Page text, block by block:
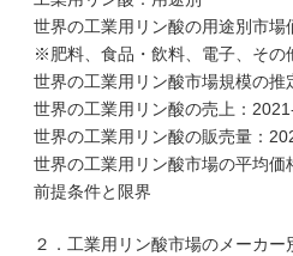
世界の工業用リン酸の用途別市場
※肥料、食品・飲料、電子、その
世界の工業用リン酸市場規模の推
世界の工業用リン酸の売上：
世界の工業用リン酸の販売量：
世界の工業用リン酸市場の平均価
前提条件と限界
２．工業用リン酸市場のメーカー